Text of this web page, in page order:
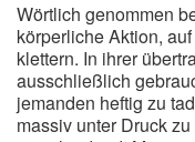
Wörtlich genommen
körperliche Aktion,
klettern. In ihrer
ausschließlich
jemanden heftig zu
massiv unter Druck